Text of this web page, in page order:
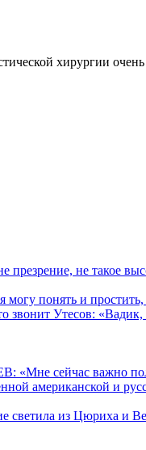
хирургии
не такое
понять и простить,
Утесов:
сейчас важно
американской и
светила из Цюриха